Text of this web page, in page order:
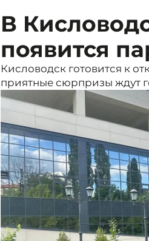
В
появится
Кисловодск готовится к
приятные сюрпризы ждут